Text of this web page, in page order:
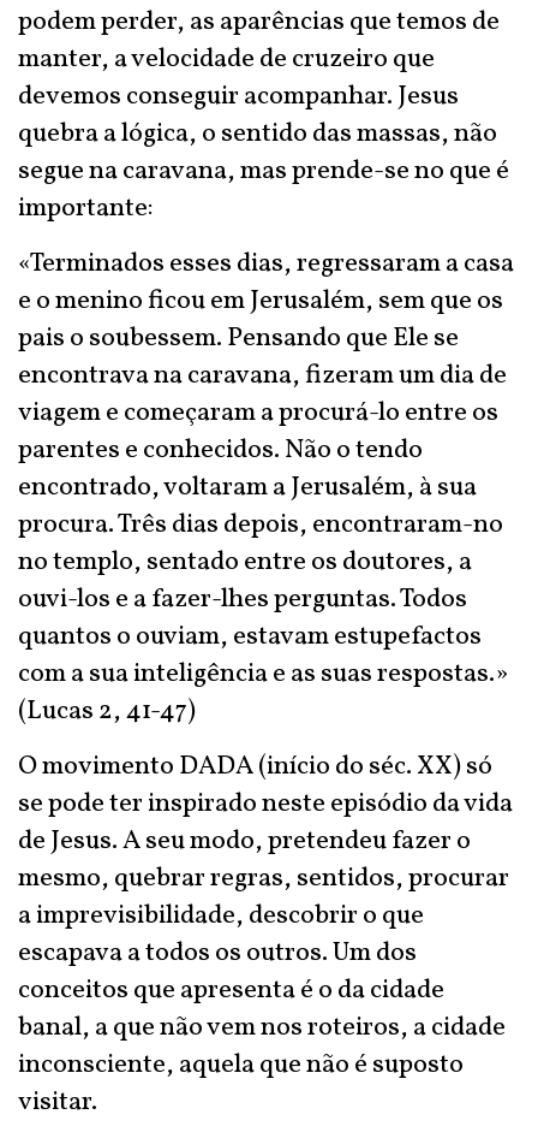
podem perder, as aparências que temos de
manter, a velocidade de cruzeiro que
devemos conseguir acompanhar. Jesus
quebra a lógica, o sentido das massas, não
segue na caravana, mas prende-se no que é
importante:
«Terminados esses dias, regressaram a casa
e o menino ficou em Jerusalém, sem que os
pais o soubessem. Pensando que Ele se
encontrava na caravana, fizeram um dia de
viagem e começaram a procurá-lo entre os
parentes e conhecidos. Não o tendo
encontrado, voltaram a Jerusalém, à sua
procura. Três dias depois, encontraram-no
no templo, sentado entre os doutores, a
ouvi-los e a fazer-lhes perguntas. Todos
quantos o ouviam, estavam estupefactos
com a sua inteligência e as suas respostas.»
(Lucas 2, 41-47)
O movimento DADA (início do séc. XX) só
se pode ter inspirado neste episódio da vida
de Jesus. A seu modo, pretendeu fazer o
mesmo, quebrar regras, sentidos, procurar
a imprevisibilidade, descobrir o que
escapava a todos os outros. Um dos
conceitos que apresenta é o da cidade
banal, a que não vem nos roteiros, a cidade
inconsciente, aquela que não é suposto
visitar.